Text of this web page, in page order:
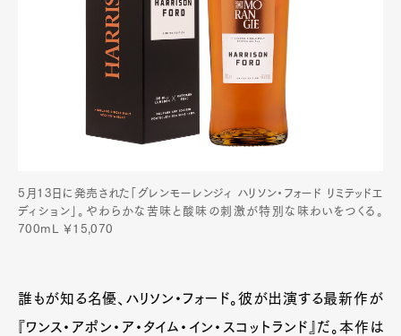
5月13日に発売された「グレンモーレンジィ ハリソン・フォード リミテッドエ
ディション」。やわらかな苦味と酸味の刺激が特別な味わいをつくる。
700mL ￥15,070
誰もが知る名優、ハリソン・フォード。彼が出演する最新作が
『ワンス・アポン・ア・タイム・イン・スコットランド』だ。本作は